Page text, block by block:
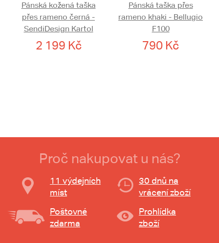
Pánská kožená taška
přes rameno černá -
SendiDesign Kartol
2 199 Kč
Pánská taška přes
rameno khaki - Bellugio
F100
790 Kč
Proč nakupovat u nás?
11 výdejních
míst
30 dnů na
vrácení zboží
Poštovné
zdarma
Prohlídka
zboží